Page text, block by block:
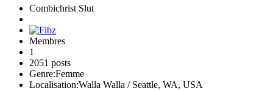
Combichrist Slut
Membres
1
2051 posts
Genre:Femme
Localisation:Walla Walla / Seattle, WA, USA